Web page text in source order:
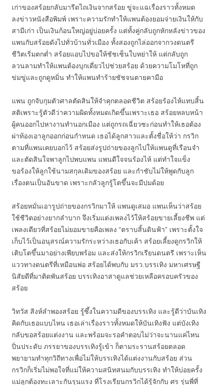
เก่าของสร้อยกลับมารีดไถเงินจากสร้อย ขู่จะแฉเรื่องราวทั้งหมด
ลงข่าวหนังสือพิมพ์ เพราะความรักทำให้แพนต้องยอมจ่ายเงินให้กับ
สามีเก่า เป็นเงินก้อนใหญ่อยู่บ่อยครั้ง แต่ทั้งคู่กลับถูกหักหลังข่าวของ
แพนกับสร้อยดังไปทั่วบ้านทั่วเมือง ทั้งสองถูกไล่ออกจากวงดนตรี
ชีวิตเริ่มตกต่ำ สร้อยแอบไปขอให้ชัชเซ็นใบหย่าให้ แต่กลับถูก
ลวนลามทำให้แพนต้องบุกเดี่ยวไปช่วยสร้อย ด้วยความโมโหที่ถูก
ข่มขู่และถูกดูหมิ่น ทำให้แพนทำร้ายชัชจนตายคามือ
แพน ถูกจับกุมตัวศาลตัดสินให้จำคุกตลอดชีวิต สร้อยร้องไห้แทบสิ้น
สติเพราะรู้ตัวดีว่าความผิดทั้งหมดเกิดขึ้นเพราะเธอ สร้อยหลบหน้า
ผู้คนออกไปหางานทำนอกเมือง แต่ถูกรถเฉี่ยวซะก่อนทำให้เธอต้อง
ผ่าท้องเอาลูกออกก่อนกำหนด เธอได้ลูกสาวและตั้งชื่อให้ว่า กรวิก
ตามที่แพนเคยบอกไว้ สร้อยส่งรูปถ่ายของลูกไปให้แพนดูที่เรือนจำ
และตัดสินใจพาลูกไปพบแพน แพนดีใจจนร้องไห้ แต่ทำใจแข็ง
ขอร้องให้ลูกใช้นามสกุลเดิมของสร้อย และกำชับไม่ให้พูดกับลูก
เรื่องตนเป็นอันขาด เพราะกลัวลูกรู้โตขึ้นจะมีปมด้อย
สร้อยหมั่นเอารูปถ่ายของกรวิกมาให้ แพนดูเสมอ แพนเห็นว่าสร้อย
ใช้ชีวิตอย่างยากลำบาก จึงเริ่มแต่งเพลงไว้ให้สร้อยขายเลี้ยงชีพ แต่
เพลงเดียวที่สร้อยไม่ยอมขายคือเพลง “ตราบสิ้นดินฟ้า” เพราะตั้งใจ
เก็บไว้เป็นอนุสรณ์ความรักระหว่างเธอกับเค้า สร้อยเลี้ยงดูกรวิกให้
เติบโตขึ้นมาอย่างเพียบพร้อม และส่งให้กรวิกเรียนดนตรี เพราะเห็น
แววทางดนตรีที่เหมือนพ่อ สร้อยได้พบกับ มรว.บรรเทิง มหาเศรษฐี
นิสัยดีที่มาติดพันสร้อย บรรเทิงอาสาดูแลช่วยเหลือครอบครัวของ
สร้อย
วิทวัส สิงห์ลำพองสร้อย รู้ซึ้งในความดีของบรรเทิง และรู้ดีว่าบันเทิง
คิดกับเธอแบบไหน เธอเล่าเรื่องราวทั้งหมดให้บันเทิงฟัง แต่บังเทิง
กลับขอสร้อยแต่งงาน และพร้อมจะรอคำตอบไม่ว่าจะนานแค่ไหน
ปิ่นประดับ ภรรยาของบรรเทิงรู้เข้า ก็ตามระรานสร้อยตลอด
พยายามทำทุกวิถีทางเพื่อไม่ให้บรรเทิงได้แต่งงานกับสร้อย ส่วน
กรวิกก็เริ่มไม่พอใจที่แม่ให้ความสนิทสนมกับบรรเทิง ทำให้บ่อยครั้ง
แม่ลูกต้องทะเลาะกันรุนแรง ที่โรงเรียนกรวิกได้รู้จักกับ ศร รุ่นพี่ที่